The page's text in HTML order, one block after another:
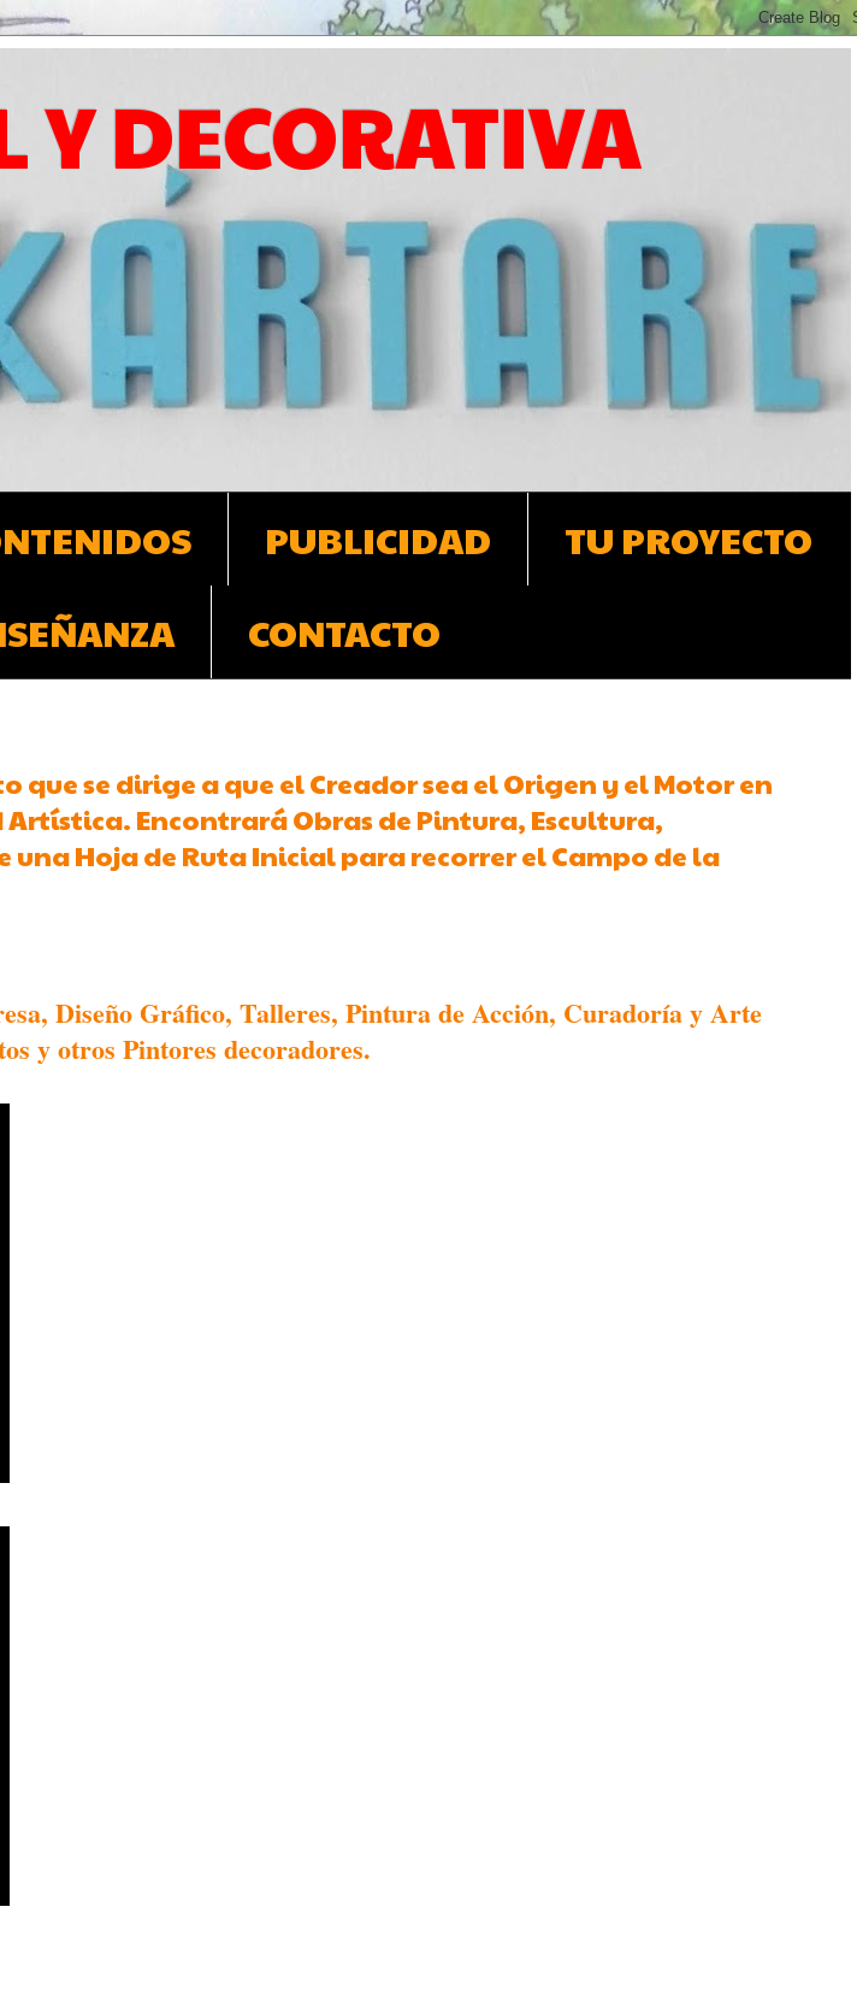
DECORATIVA
PUBLICIDAD
TU PROYECTO
CONTACTO
que se dirige a que el Creador sea el Origen y el Motor en
Encontrará Obras de Pintura, Escultura,
Hoja de Ruta Inicial para recorrer el Campo de la
Diseño Gráfico, Talleres, Pintura de Acción, Curadoría y Arte
y otros Pintores decoradores.